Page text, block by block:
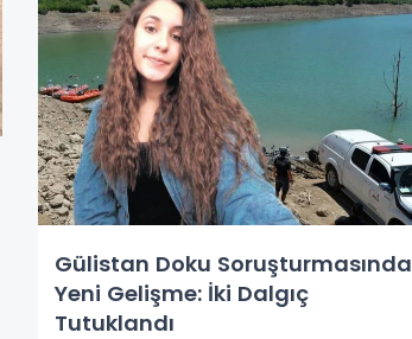
Gülistan Doku Soruşturmasında
Yeni Gelişme: İki Dalgıç
Tutuklandı